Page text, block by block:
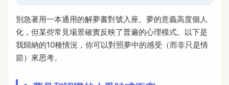
別急著用一本通用的解夢書對號入座。夢的意義高度個人
化，但某些常見場景確實反映了普遍的心理模式。以下是
我歸納的10種情況，你可以對照夢中的感受（而非只是情
節）來思考。